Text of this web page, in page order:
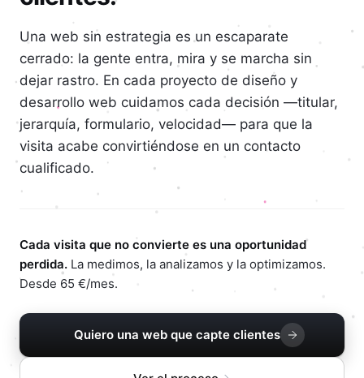
Una web sin estrategia es un escaparate
cerrado: la gente entra, mira y se marcha sin
dejar rastro. En cada proyecto de diseño y
desarrollo web cuidamos cada decisión —titular,
jerarquía, formulario, velocidad— para que la
visita acabe convirtiéndose en un contacto
cualificado.
Cada visita que no convierte es una oportunidad
perdida. La medimos, la analizamos y la optimizamos.
Desde 65 €/mes.
Quiero una web que capte clientes